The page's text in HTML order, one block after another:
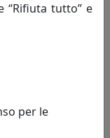
regalo da più di
ma il nostro
tecnologiche
creato il
“Rifiuta tutto” e
per le